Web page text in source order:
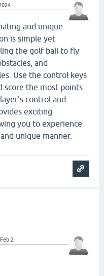
and unique
is simple yet
the golf ball to fly
and
Use the control keys
score the most points.
control and
exciting
you to experience
unique manner.
Feb 2